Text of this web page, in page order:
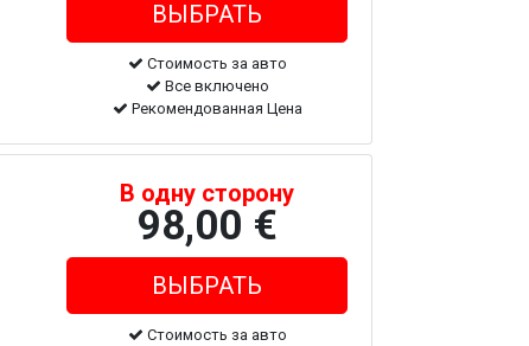
Стоимость за авто
Все включено
Рекомендованная Цена
В одну сторону
98,00 €
Стоимость за авто